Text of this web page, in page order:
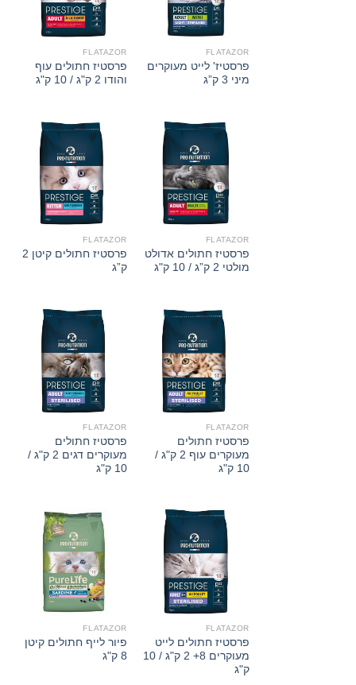
FLATAZOR
פרסטיז' לייט מעוקרים
מיני 3 ק”ג
FLATAZOR
פרסטיז חתולים עוף
והודו 2 ק"ג / 10 ק"ג
FLATAZOR
פרסטיז חתולים אדולט
מולטי 2 ק”ג / 10 ק"ג
FLATAZOR
פרסטיז חתולים קיטן 2
ק”ג
FLATAZOR
פרסטיז חתולים
מעוקרים עוף 2 ק"ג /
10 ק"ג
FLATAZOR
פרסטיז חתולים
מעוקרים דגים 2 ק"ג /
10 ק"ג
FLATAZOR
פרסטיז חתולים לייט
מעוקרים 8+ 2 ק"ג / 10
ק"ג
FLATAZOR
פיור לייף חתולים קיטן
8 ק"ג